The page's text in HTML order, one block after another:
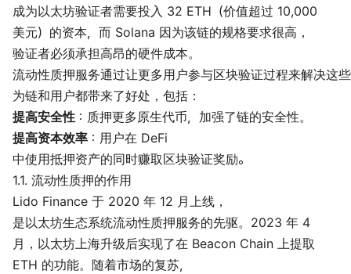
成为以太坊验证者需要投入 32 ETH（价值超过 10,000
美元）的资本，而 Solana 因为该链的规格要求很高，
验证者必须承担高昂的硬件成本。
流动性质押服务通过让更多用户参与区块验证过程来解决这
为链和用户都带来了好处，包括：
提高安全性 ：质押更多原生代币，加强了链的安全性。
提高资本效率 ：用户在 DeFi
中使用抵押资产的同时赚取区块验证奖励。
1.1. 流动性质押的作用
Lido Finance 于 2020 年 12 月上线，
是以太坊生态系统流动性质押服务的先驱。2023 年 4
月，以太坊上海升级后实现了在 Beacon Chain 上提取
ETH 的功能。随着市场的复苏，